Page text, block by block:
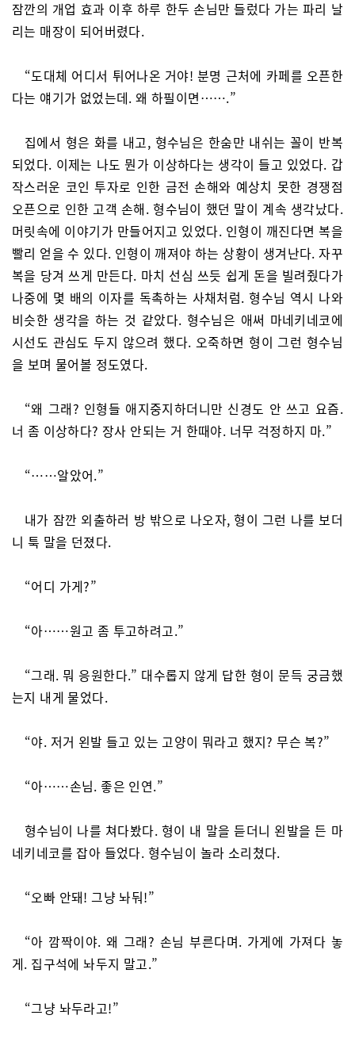
잠깐의 개업 효과 이후 하루 한두 손님만 들렀다 가는 파리 날
리는 매장이 되어버렸다.
“도대체 어디서 튀어나온 거야! 분명 근처에 카페를 오픈한
다는 얘기가 없었는데. 왜 하필이면…….”
집에서 형은 화를 내고, 형수님은 한숨만 내쉬는 꼴이 반복
되었다. 이제는 나도 뭔가 이상하다는 생각이 들고 있었다. 갑
작스러운 코인 투자로 인한 금전 손해와 예상치 못한 경쟁점
오픈으로 인한 고객 손해. 형수님이 했던 말이 계속 생각났다.
머릿속에 이야기가 만들어지고 있었다. 인형이 깨진다면 복을
빨리 얻을 수 있다. 인형이 깨져야 하는 상황이 생겨난다. 자꾸
복을 당겨 쓰게 만든다. 마치 선심 쓰듯 쉽게 돈을 빌려줬다가
나중에 몇 배의 이자를 독촉하는 사채처럼. 형수님 역시 나와
비슷한 생각을 하는 것 같았다. 형수님은 애써 마네키네코에
시선도 관심도 두지 않으려 했다. 오죽하면 형이 그런 형수님
을 보며 물어볼 정도였다.
“왜 그래? 인형들 애지중지하더니만 신경도 안 쓰고 요즘.
너 좀 이상하다? 장사 안되는 거 한때야. 너무 걱정하지 마.”
“……알았어.”
내가 잠깐 외출하러 방 밖으로 나오자, 형이 그런 나를 보더
니 툭 말을 던졌다.
“어디 가게?”
“아……원고 좀 투고하려고.”
“그래. 뭐 응원한다.” 대수롭지 않게 답한 형이 문득 궁금했
는지 내게 물었다.
“야. 저거 왼발 들고 있는 고양이 뭐라고 했지? 무슨 복?”
“아……손님. 좋은 인연.”
형수님이 나를 쳐다봤다. 형이 내 말을 듣더니 왼발을 든 마
네키네코를 잡아 들었다. 형수님이 놀라 소리쳤다.
“오빠 안돼! 그냥 놔둬!”
“아 깜짝이야. 왜 그래? 손님 부른다며. 가게에 가져다 놓
게. 집구석에 놔두지 말고.”
“그냥 놔두라고!”